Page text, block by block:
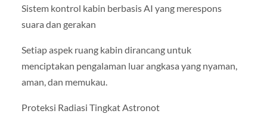
Sistem kontrol kabin berbasis AI yang merespons
suara dan gerakan
Setiap aspek ruang kabin dirancang untuk
menciptakan pengalaman luar angkasa yang nyaman,
aman, dan memukau.
Proteksi Radiasi Tingkat Astronot